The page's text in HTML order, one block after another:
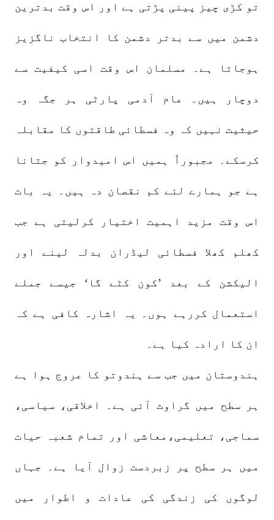
تو کڑی چیز پینی پڑتی ہے اور اس وقت بدترین
دشمن میں سے بدتر دشمن کا انتخاب ناگزیز
ہوجاتا ہے۔ مسلمان اس وقت اسی کیفیت سے
دوچار ہیں۔ عام آدمی پارٹی ہر جگہ وہ
حیثیت نہیں کہ وہ فسطائی طاقتوں کا مقابلہ
کرسکے۔ مجبوراً ہمیں اس امیدوار کو جتانا
ہے جو ہمارے لئے کم نقصان دہ ہیں۔ یہ بات
اس وقت مزید اہمیت اختیار کرلیتی ہے جب
کھلم کھلا فسطائی لیڈران بدلہ لینے اور
الیکشن کے بعد ’کون کٹے گا‘ جیسے جملے
استعمال کررہے ہوں۔ یہ اشارہ کافی ہے کہ
ان کا ارادہ کیا ہے۔
ہندوستان میں جب سے ہندوتو کا عروج ہوا ہے
ہر سطح میں گراوٹ آئی ہے۔ اخلاقی، سیاسی،
سماجی، تعلیمی،معاشی اور تمام شعبہ حیات
میں ہر سطح پر زبردست زوال آیا ہے۔ جہاں
لوگوں کی زندگی کی عادات و اطوار میں